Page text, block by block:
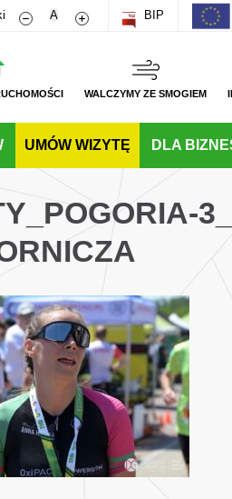
Zmniejsz rozmiar czcionki
A Zwiększ rozmiar czcionki
BIP
WALCZYMY ZE SMOGIEM
UMÓW WIZYTĘ DLA